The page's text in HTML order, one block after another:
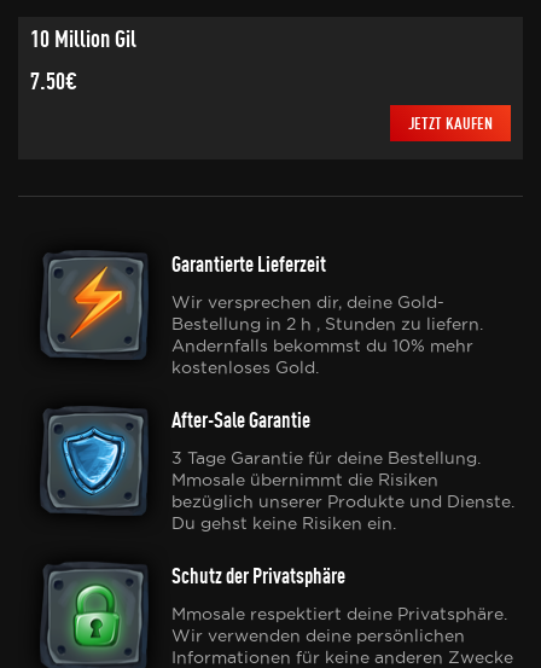
10 Million Gil
7.50€
JETZT KAUFEN
Garantierte Lieferzeit
Wir versprechen dir, deine Gold-
Bestellung in 2 h , Stunden zu liefern.
Andernfalls bekommst du 10% mehr
kostenloses Gold.
After-Sale Garantie
3 Tage Garantie für deine Bestellung.
Mmosale übernimmt die Risiken
bezüglich unserer Produkte und Dienste.
Du gehst keine Risiken ein.
Schutz der Privatsphäre
Mmosale respektiert deine Privatsphäre.
Wir verwenden deine persönlichen
Informationen für keine anderen Zwecke